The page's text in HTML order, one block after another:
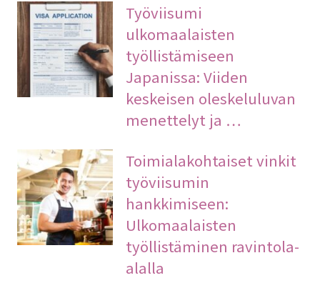
Työviisumi
ulkomaalaisten
työllistämiseen
Japanissa: Viiden
keskeisen oleskeluluvan
menettelyt ja …
Toimialakohtaiset vinkit
työviisumin
hankkimiseen:
Ulkomaalaisten
työllistäminen ravintola-
alalla